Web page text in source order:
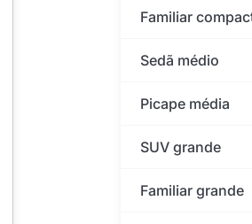
Familiar
Sedã médio
Picape média
SUV grande
Familiar grande